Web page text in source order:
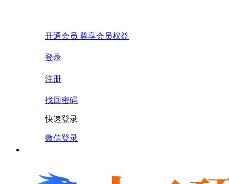
开通会员 尊享会员权益
登录
注册
找回密码
快速登录
微信登录